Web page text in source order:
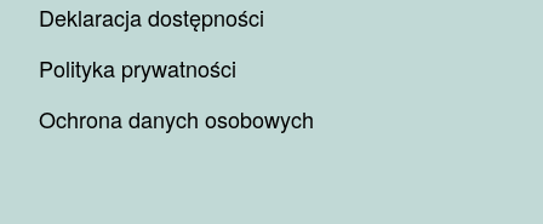
Deklaracja dostępności
Polityka prywatności
Ochrona danych osobowych